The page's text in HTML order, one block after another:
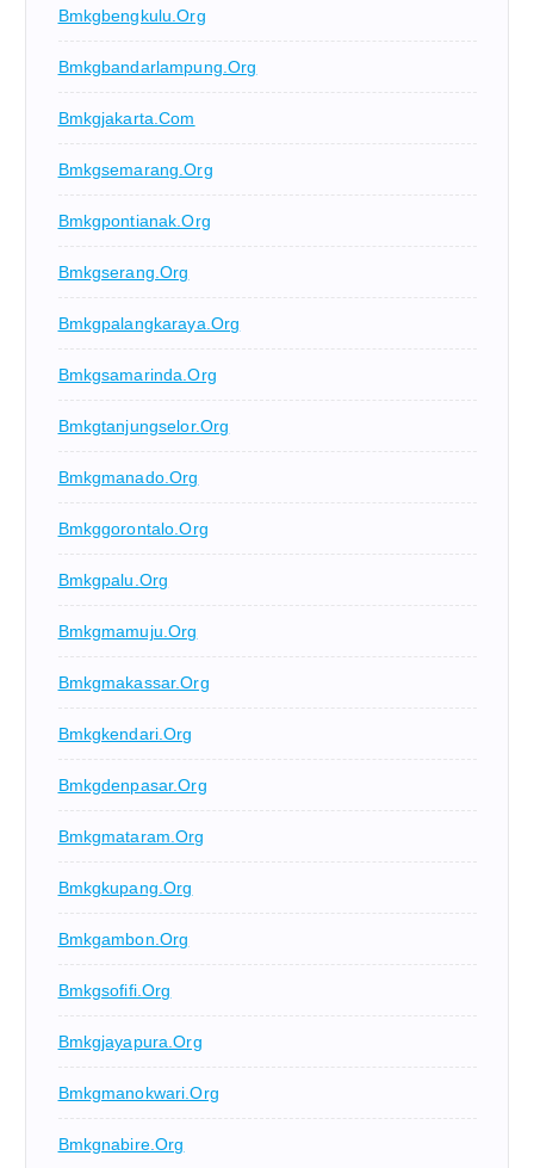
Bmkgbengkulu.org
Bmkgbandarlampung.org
Bmkgjakarta.com
Bmkgsemarang.org
Bmkgpontianak.org
Bmkgserang.org
Bmkgpalangkaraya.org
Bmkgsamarinda.org
Bmkgtanjungselor.org
Bmkgmanado.org
Bmkggorontalo.org
Bmkgpalu.org
Bmkgmamuju.org
Bmkgmakassar.org
Bmkgkendari.org
Bmkgdenpasar.org
Bmkgmataram.org
Bmkgkupang.org
Bmkgambon.org
Bmkgsofifi.org
Bmkgjayapura.org
Bmkgmanokwari.org
Bmkgnabire.org